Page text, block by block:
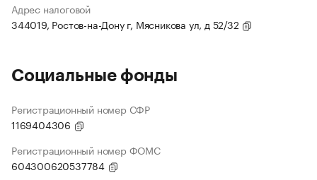
Адрес налоговой
344019, Ростов-на-Дону г, Мясникова ул, д 52/32
Социальные фонды
Регистрационный номер СФР
1169404306
Регистрационный номер ФОМС
604300620537784